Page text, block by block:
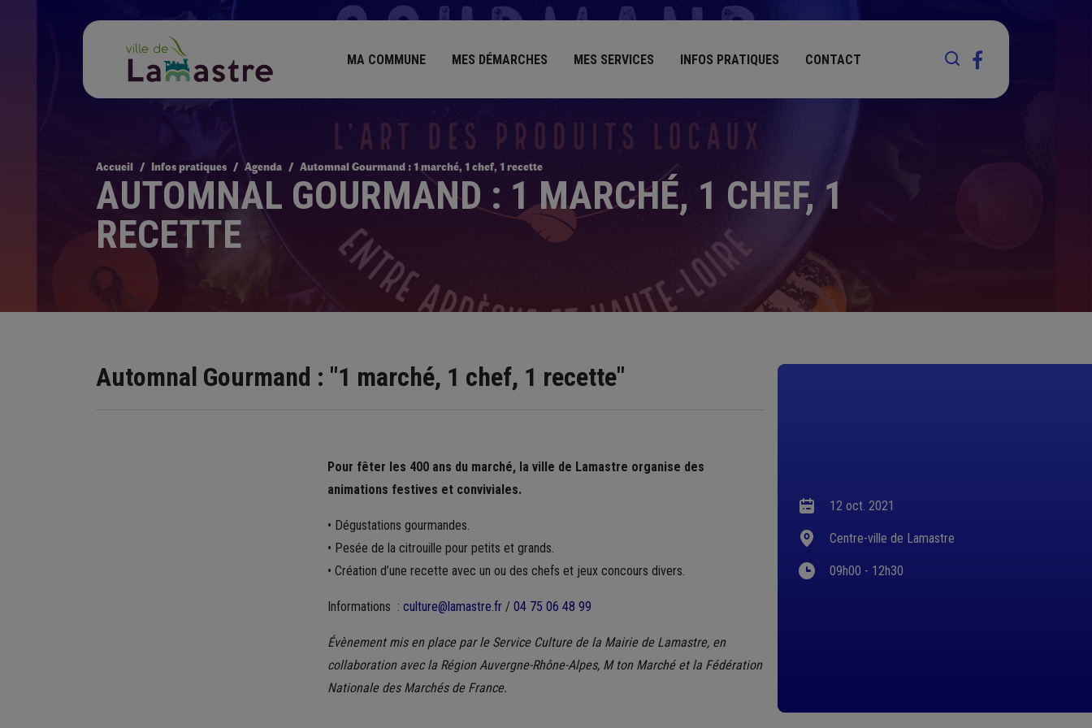
MA COMMUNE MES DÉMARCHES MES SERVICES INFOS PRATIQUES CONTACT
Accueil Infos pratiques Agenda Automnal Gourmand : 1 marché, 1 chef, 1 recette
AUTOMNAL GOURMAND : 1 MARCHÉ, 1 CHEF, 1
RECETTE
Automnal Gourmand : "1 marché, 1 chef, 1 recette"
Pour fêter les 400 ans du marché, la ville de Lamastre organise des
animations festives et conviviales.
• Dégustations gourmandes.
• Pesée de la citrouille pour petits et grands.
• Création d’une recette avec un ou des chefs et jeux concours divers.
Informations : culture@lamastre.fr/ 04 75 06 48 99
Évènement mis en place par le Service Culture de la Mairie de Lamastre, en
collaboration avec la Région Auvergne-Rhône-Alpes, M ton Marché et la Fédération
Nationale des Marchés de France.
12 oct. 2021
Centre-ville de Lamastre
09h00 - 12h30